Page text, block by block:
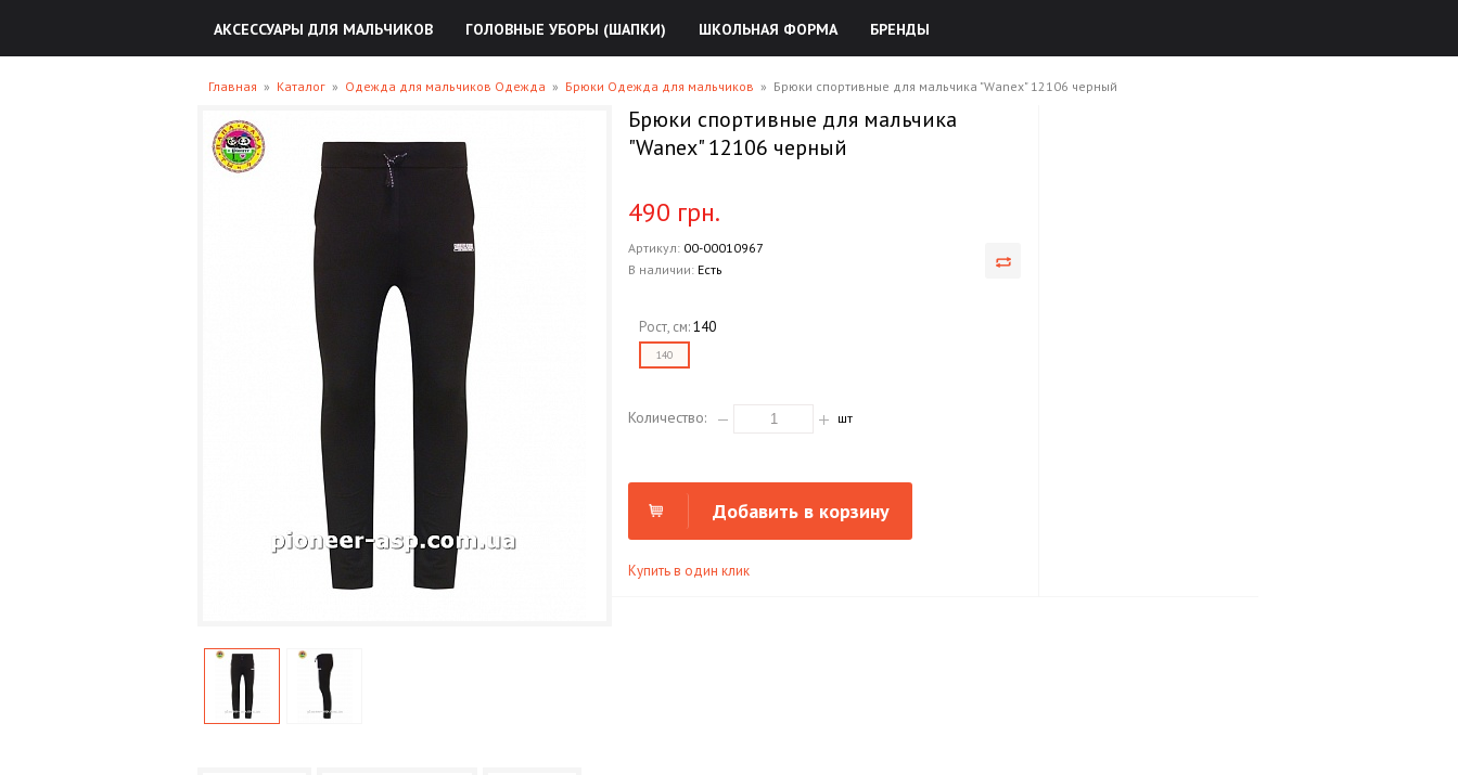
АКСЕССУАРЫ ДЛЯ МАЛЬЧИКОВ ГОЛОВНЫЕ УБОРЫ (ШАПКИ) ШКОЛЬНАЯ ФОРМА БРЕНДЫ
Главная » Каталог » Одежда для мальчиков Одежда » Брюки Одежда для мальчиков » Брюки спортивные для мальчика "Wanex" 12106 черный
Брюки спортивные для мальчика
"Wanex" 12106 черный
490 грн.
Артикул: 00-00010967
В наличии: Есть
Рост, см:140
140
Количество: шт
Добавить в корзину
Купить в один клик